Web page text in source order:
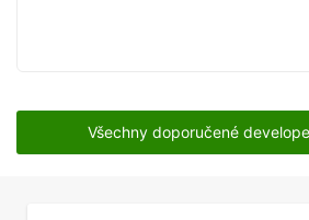
Všechny doporučené